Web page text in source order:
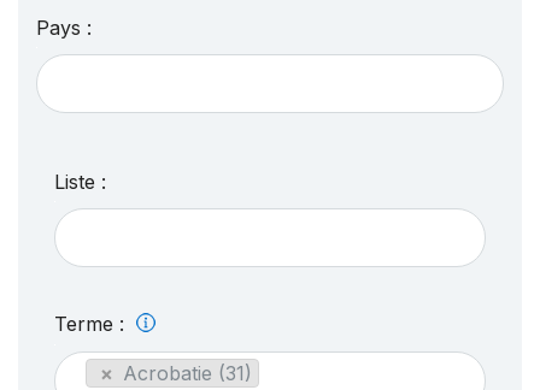
Pays :
Liste :
Terme :
× Acrobatie (31)